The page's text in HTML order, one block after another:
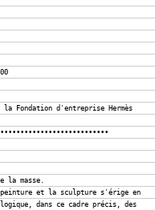
Fondation d'entreprise Hermès
la masse.
peinture et la sculpture s'érige en
dans ce cadre précis, des